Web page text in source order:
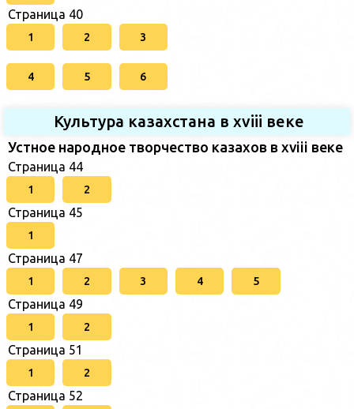
Страница 40
1 2 3
4 5 6
Культура казахстана в xviii веке
Устное народное творчество казахов в xviii веке
Страница 44
1 2
Страница 45
1
Страница 47
1 2 3 4 5
Страница 49
1 2
Страница 51
1 2
Страница 52